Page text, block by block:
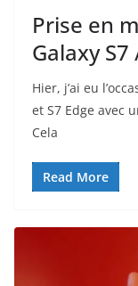
Prise en
Galaxy S7
Hier, j’ai eu
et S7 Edge avec
Cela
Read More